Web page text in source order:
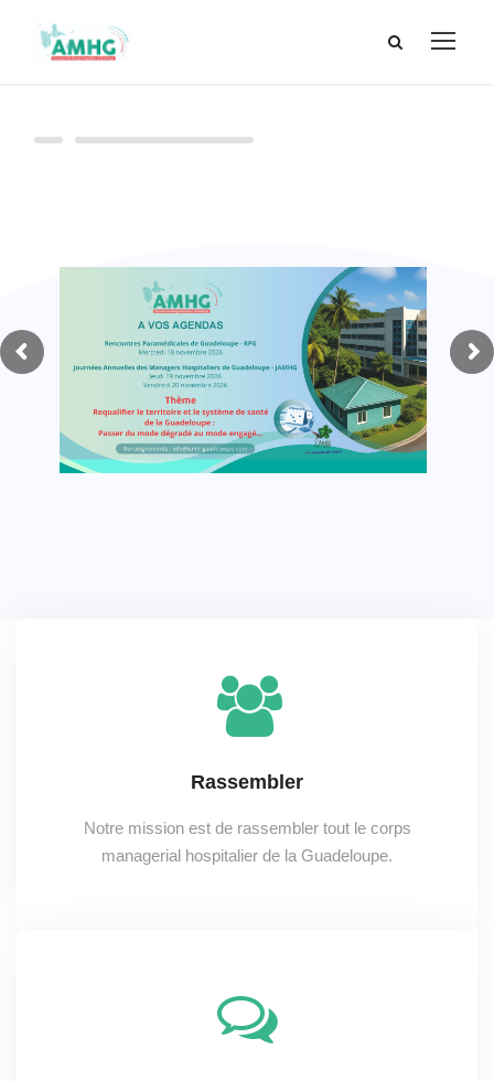
Rassembler
Notre mission est de rassembler tout le corps
managerial hospitalier de la Guadeloupe.